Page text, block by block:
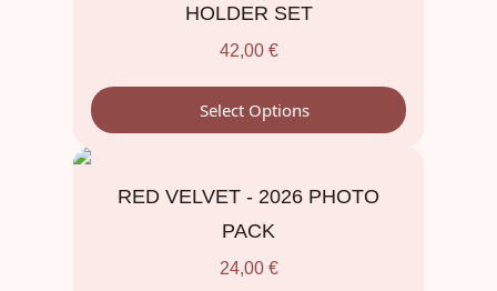
HOLDER SET
42,00 €
Select Options
RED VELVET - 2026 PHOTO
PACK
24,00 €